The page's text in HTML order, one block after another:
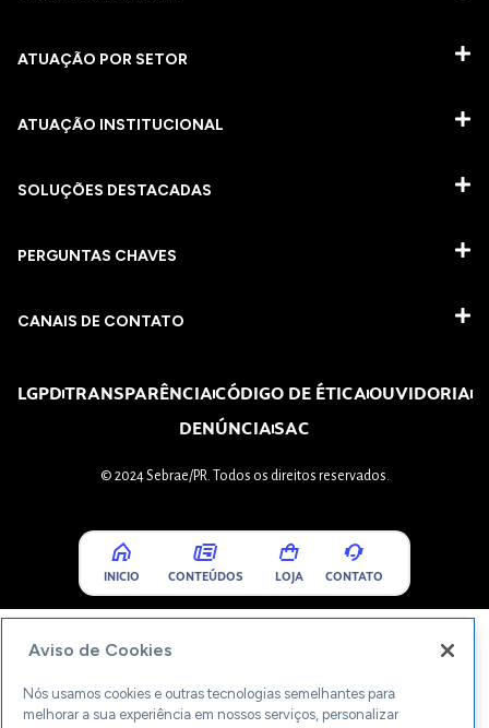
ATUAÇÃO POR SETOR
ATUAÇÃO INSTITUCIONAL
SOLUÇÕES DESTACADAS
PERGUNTAS CHAVES​
CANAIS DE CONTATO
LGPDTRANSPARÊNCIACÓDIGO DE ÉTICAOUVIDORIA
DENÚNCIASAC
© 2024 Sebrae/PR. Todos os direitos reservados.
INICIO CONTEÚDOS LOJA CONTATO
Aviso de Cookies
Nós usamos cookies e outras tecnologias semelhantes para
melhorar a sua experiência em nossos serviços, personalizar